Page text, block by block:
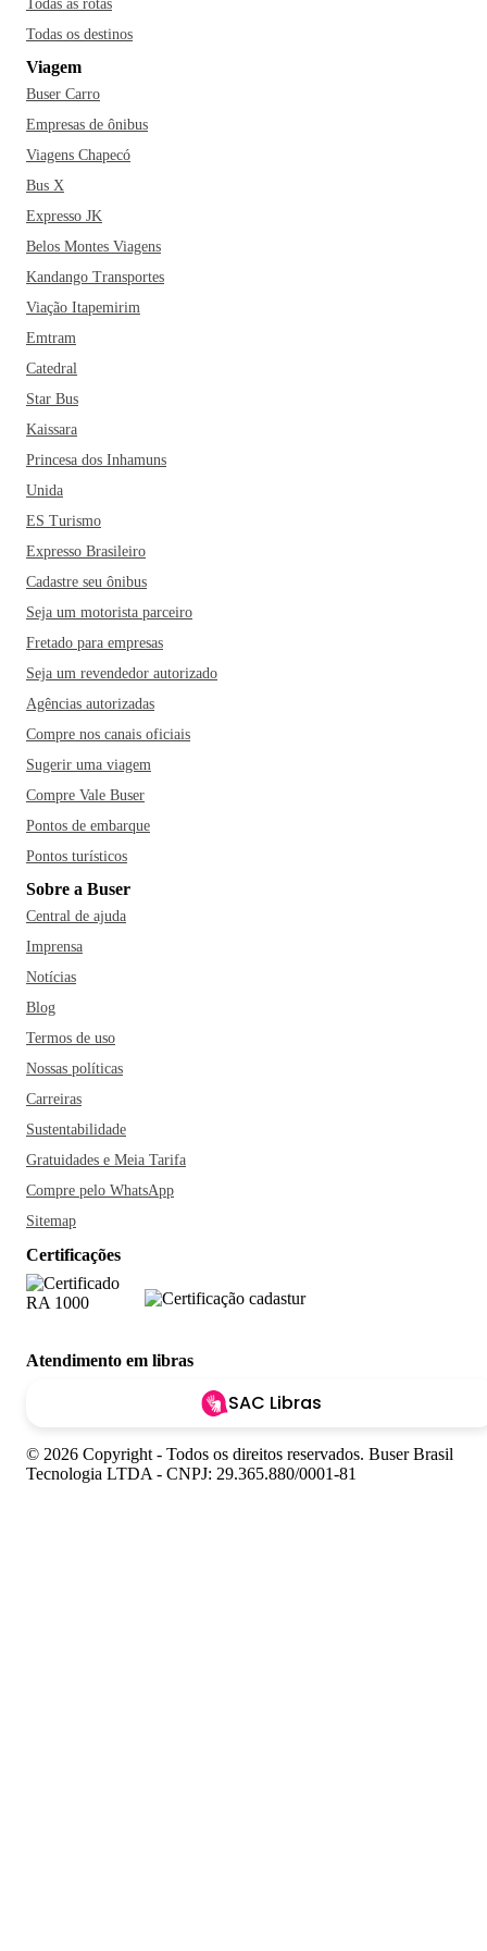
conhecer toda beleza Serrana e a cultura local, separamos
alguns dos lugares que não pode deixar de conhecer: a
Igreja dos Reis Magos (uma das atrações mais famosas da
cidade), Museu Histórico da Serra, Praia dos Manguinhos, a
Casa de Pedra, , Sítio Histórico de Carapina e o belo Parque
da Cidade.
culinárias, você pode provar tanto uma comida típica
Serrana, quanto uma comida Italiana, os restaurantes da
região possuem uma diversidade boa em seus cardápios. E
que tal fazer as malas para embarcar no próximo ônibus para
a Serra?
Todas as rotas
Todas os destinos
Viagem
Buser Carro
Empresas de ônibus
Viagens Chapecó
Bus X
Expresso JK
Belos Montes Viagens
Kandango Transportes
Viação Itapemirim
Emtram
Catedral
Star Bus
Kaissara
Princesa dos Inhamuns
Unida
ES Turismo
Expresso Brasileiro
Cadastre seu ônibus
Seja um motorista parceiro
Fretado para empresas
Seja um revendedor autorizado
Agências autorizadas
Compre nos canais oficiais
Sugerir uma viagem
Compre Vale Buser
Pontos de embarque
Pontos turísticos
Sobre a Buser
Central de ajuda
Imprensa
Notícias
Blog
Termos de uso
Nossas políticas
Carreiras
Sustentabilidade
Gratuidades e Meia Tarifa
Compre pelo WhatsApp
Sitemap
Certificações
Atendimento em libras
SAC Libras
© 2026 Copyright - Todos os direitos reservados. Buser Brasil
Tecnologia LTDA - CNPJ: 29.365.880/0001-81